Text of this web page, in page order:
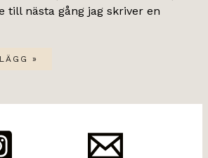
till nästa gång jag skriver en